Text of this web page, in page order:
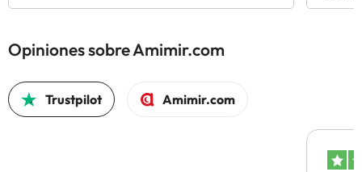
Opiniones sobre Amimir.com
Trustpilot Amimir.com